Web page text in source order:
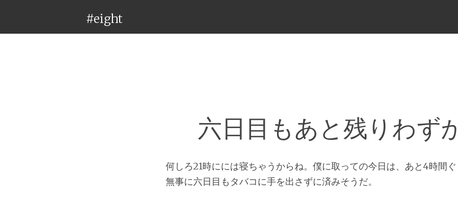
#eight
六日目もあと残りわずか
何しろ21時にには寝ちゃうからね。僕に取っての今日は、あと4時間ぐ
無事に六日目もタバコに手を出さずに済みそうだ。